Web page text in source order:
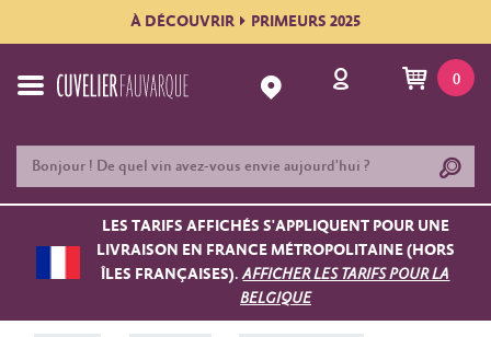
À DÉCOUVRIR PRIMEURS 2025
0
LES TARIFS AFFICHÉS S'APPLIQUENT POUR UNE
LIVRAISON EN FRANCE MÉTROPOLITAINE (HORS
ÎLES FRANÇAISES).AFFICHER LES TARIFS POUR LA
BELGIQUE